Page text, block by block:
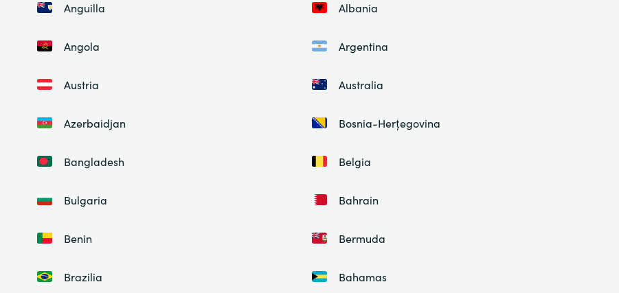
Anguilla Albania
Angola Argentina
Austria Australia
Azerbaidjan Bosnia-Herțegovina
Bangladesh Belgia
Bulgaria Bahrain
Benin Bermuda
Brazilia Bahamas